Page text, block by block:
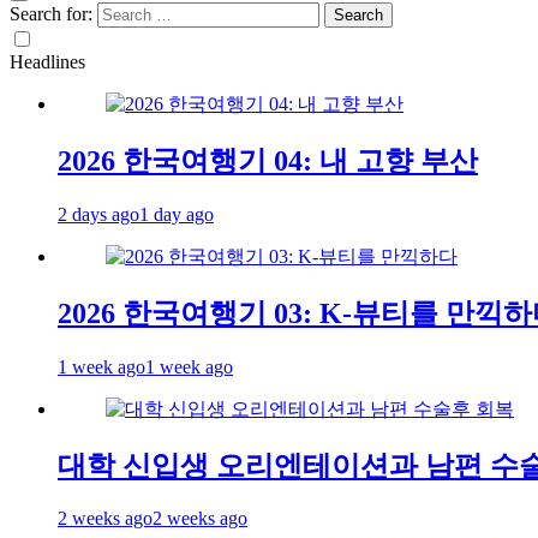
Search for:
Headlines
2026 한국여행기 04: 내 고향 부산
2 days ago1 day ago
2026 한국여행기 03: K-뷰티를 만끽
1 week ago1 week ago
대학 신입생 오리엔테이션과 남편 수
2 weeks ago2 weeks ago